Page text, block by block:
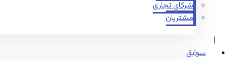
شرکای تجاری
مشتریان
سوابق